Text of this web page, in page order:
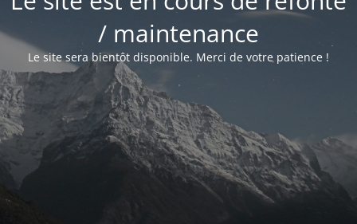
/ maintenance
Le site sera bientôt disponible. Merci de votre patience !